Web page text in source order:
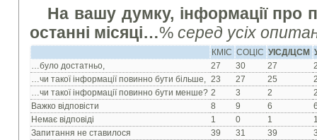
На вашу думку, інформації про
останні місяці…%серед усіх
КМІС СОЦІС УІСД/ЦСМ
…було достатньо,
27 30 27
…чи такої інформації повинно бути більше, 23 27 25
…чи такої інформації повинно бути менше? 2 3 2
Важко відповісти
8 9 6
Немає відповіді
1 0 1
Запитання не ставилося
39 31 39